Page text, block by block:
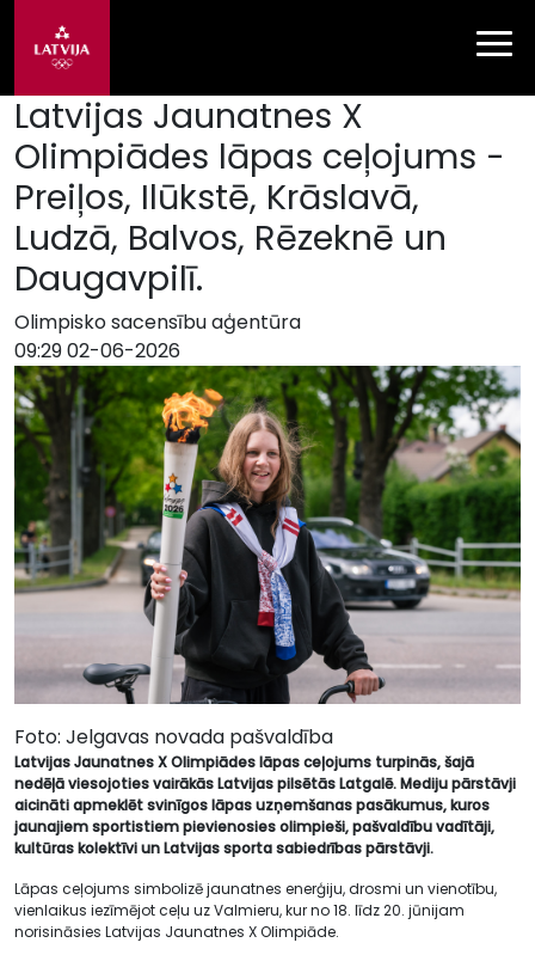
Latvijas Jaunatnes X
Olimpiādes lāpas ceļojums -
Preiļos, Ilūkstē, Krāslavā,
Ludzā, Balvos, Rēzeknē un
Daugavpilī.
Olimpisko sacensību aģentūra
09:29 02-06-2026
Foto: Jelgavas novada pašvaldība
Latvijas Jaunatnes X Olimpiādes lāpas ceļojums turpinās, šajā
nedēļā viesojoties vairākās Latvijas pilsētās Latgalē. Mediju pārstāvji
aicināti apmeklēt svinīgos lāpas uzņemšanas pasākumus, kuros
jaunajiem sportistiem pievienosies olimpieši, pašvaldību vadītāji,
kultūras kolektīvi un Latvijas sporta sabiedrības pārstāvji.
Lāpas ceļojums simbolizē jaunatnes enerģiju, drosmi un vienotību,
vienlaikus iezīmējot ceļu uz Valmieru, kur no 18. līdz 20. jūnijam
norisināsies Latvijas Jaunatnes X Olimpiāde.